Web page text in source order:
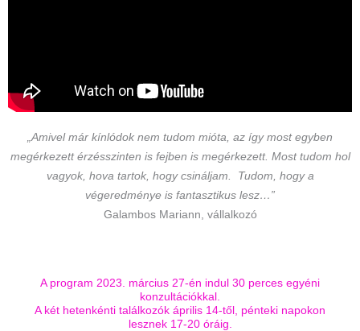
„Amivel már kínlódok nem tudom mióta, az így most egyben
megérkezett érzésszinten is fejben is megérkezett. Most tudom hol
vagyok, hova tartok, hogy csináljam. Tudom, hogy a
végeredménye is fantasztikus lesz…”
Galambos Mariann, vállalkozó
A program 2023. március 27-én indul 30 perces egyéni
konzultációkkal.
A két hetenkénti találkozók április 14-től, pénteki napokon
lesznek 17-20 óráig.